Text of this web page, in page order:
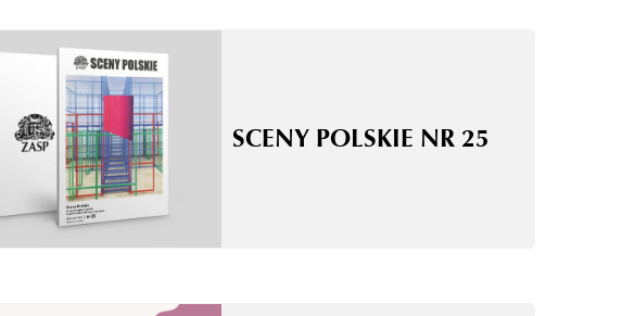
SCENY POLSKIE NR 25